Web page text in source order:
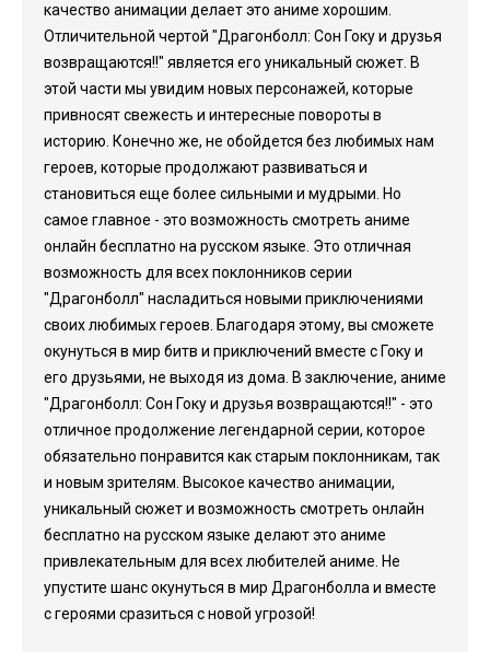
качество анимации делает это аниме хорошим.
Отличительной чертой "Драгонболл: Сон Гоку и друзья
возвращаются!!" является его уникальный сюжет. В
этой части мы увидим новых персонажей, которые
привносят свежесть и интересные повороты в
историю. Конечно же, не обойдется без любимых нам
героев, которые продолжают развиваться и
становиться еще более сильными и мудрыми. Но
самое главное - это возможность смотреть аниме
онлайн бесплатно на русском языке. Это отличная
возможность для всех поклонников серии
"Драгонболл" насладиться новыми приключениями
своих любимых героев. Благодаря этому, вы сможете
окунуться в мир битв и приключений вместе с Гоку и
его друзьями, не выходя из дома. В заключение, аниме
"Драгонболл: Сон Гоку и друзья возвращаются!!" - это
отличное продолжение легендарной серии, которое
обязательно понравится как старым поклонникам, так
и новым зрителям. Высокое качество анимации,
уникальный сюжет и возможность смотреть онлайн
бесплатно на русском языке делают это аниме
привлекательным для всех любителей аниме. Не
упустите шанс окунуться в мир Драгонболла и вместе
с героями сразиться с новой угрозой!